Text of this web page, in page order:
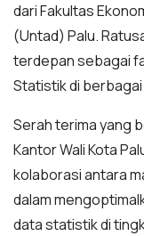
dari Fakultas
(Untad) Palu.
terdepan sebagai
Statistik di berbagai
Serah terima yang
Kantor Wali Kota
kolaborasi antara
dalam
data statistik di